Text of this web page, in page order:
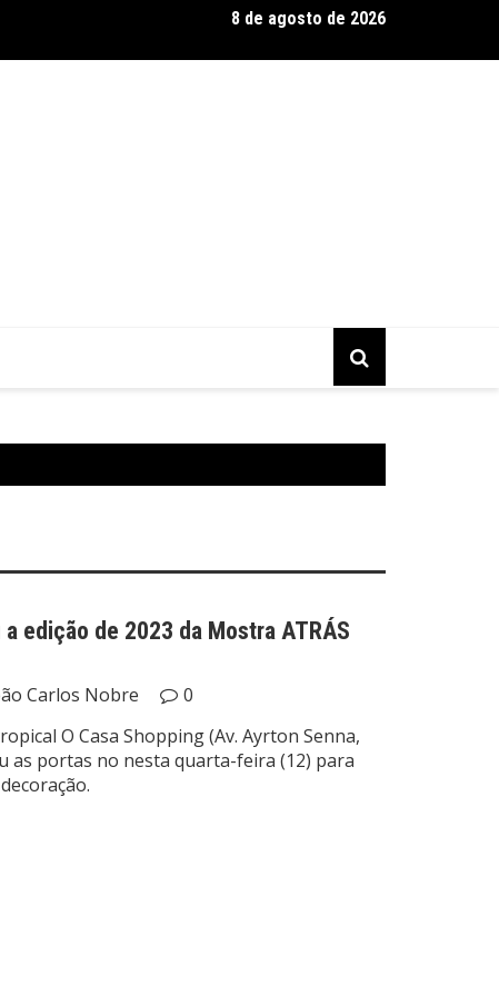
CONTRACENA foi exibido na UFU, no Grupontapé e no
8 de agosto de 2026
edição de 2023 da Mostra ATRÁS
Carlos Nobre
0
O Casa Shopping (Av. Ayrton Senna,
as portas no nesta quarta-feira (12) para